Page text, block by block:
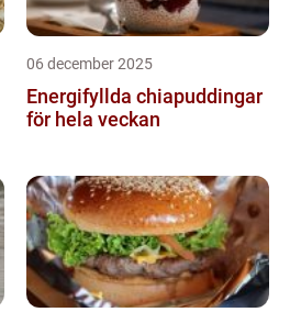
06 december 2025
Energifyllda chiapuddingar
för hela veckan